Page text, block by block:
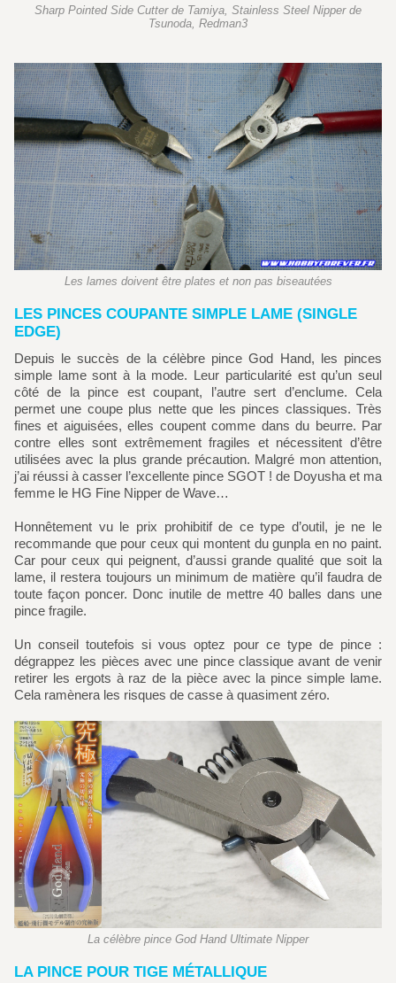
Sharp Pointed Side Cutter de Tamiya, Stainless Steel Nipper de
Tsunoda, Redman3
Les lames doivent être plates et non pas biseautées
LES PINCES COUPANTE SIMPLE LAME (SINGLE
EDGE)
Depuis le succès de la célèbre pince God Hand, les pinces
simple lame sont à la mode. Leur particularité est qu’un seul
côté de la pince est coupant, l’autre sert d’enclume. Cela
permet une coupe plus nette que les pinces classiques. Très
fines et aiguisées, elles coupent comme dans du beurre. Par
contre elles sont extrêmement fragiles et nécessitent d’être
utilisées avec la plus grande précaution. Malgré mon attention,
j’ai réussi à casser l’excellente pince SGOT ! de Doyusha et ma
femme le HG Fine Nipper de Wave…
Honnêtement vu le prix prohibitif de ce type d’outil, je ne le
recommande que pour ceux qui montent du gunpla en no paint.
Car pour ceux qui peignent, d’aussi grande qualité que soit la
lame, il restera toujours un minimum de matière qu’il faudra de
toute façon poncer. Donc inutile de mettre 40 balles dans une
pince fragile.
Un conseil toutefois si vous optez pour ce type de pince :
dégrappez les pièces avec une pince classique avant de venir
retirer les ergots à raz de la pièce avec la pince simple lame.
Cela ramènera les risques de casse à quasiment zéro.
La célèbre pince God Hand Ultimate Nipper
LA PINCE POUR TIGE MÉTALLIQUE